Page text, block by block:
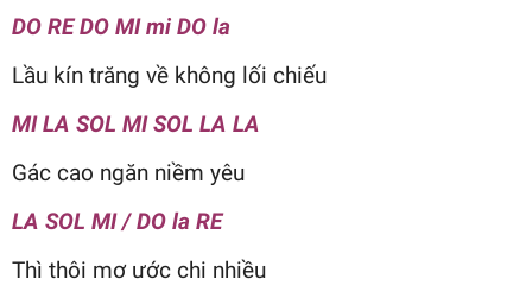
DO RE DO MI mi DO la
Lầu kín trăng về không lối chiếu
MI LA SOL MI SOL LA LA
Gác cao ngăn niềm yêu
LA SOL MI / DO la RE
Thì thôi mơ ước chi nhiều